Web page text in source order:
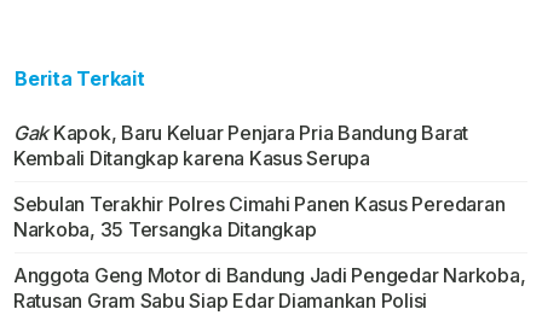
Berita Terkait
GakKapok, Baru Keluar Penjara Pria Bandung Barat
Kembali Ditangkap karena Kasus Serupa
Sebulan Terakhir Polres Cimahi Panen Kasus Peredaran
Narkoba, 35 Tersangka Ditangkap
Anggota Geng Motor di Bandung Jadi Pengedar Narkoba,
Ratusan Gram Sabu Siap Edar Diamankan Polisi